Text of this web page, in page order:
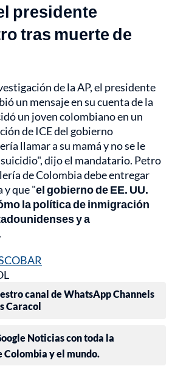
presidente
tras muerte de
de la AP, el presidente
un mensaje en su cuenta de la
un joven colombiano en un
de ICE del gobierno
llamar a su mamá y no se le
dijo el mandatario. Petro
de Colombia debe entregar
y que "el gobierno de EE. UU.
la política de inmigración
y a
canal de WhatsApp Channels
Caracol
Noticias con toda la
y el mundo.